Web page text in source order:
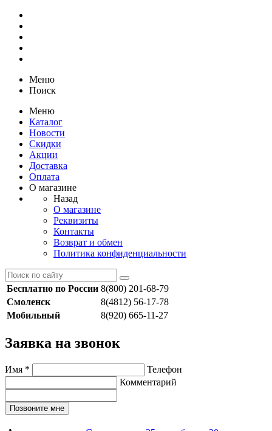
Меню
Поиск
Меню
Каталог
Новости
Скидки
Акции
Доставка
Оплата
О магазине
Назад
О магазине
Реквизиты
Контакты
Возврат и обмен
Политика конфиденциальности
Бесплатно по России 8(800) 201-68-79
Смоленск
8(4812) 56-17-78
Мобильный
8(920) 665-11-27
Заявка на звонок
Имя *
Телефон
Комментарий
Позвоните мне